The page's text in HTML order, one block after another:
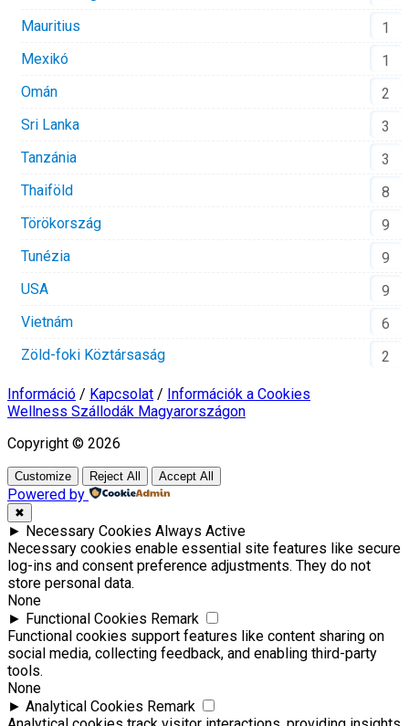
Mauritius
1
Mexikó
1
Omán
2
Sri Lanka
3
Tanzánia
3
Thaiföld
8
Törökország
9
Tunézia
9
USA
9
Vietnám
6
Zöld-foki Köztársaság
2
Információ / Kapcsolat / Információk a Cookies
Wellness Szállodák Magyarországon
Copyright © 2026
Customize Reject All Accept All
Powered by
✖
► Necessary Cookies Always Active
Necessary cookies enable essential site features like secure
log-ins and consent preference adjustments. They do not
store personal data.
None
► Functional Cookies Remark
Functional cookies support features like content sharing on
social media, collecting feedback, and enabling third-party
tools.
None
► Analytical Cookies Remark